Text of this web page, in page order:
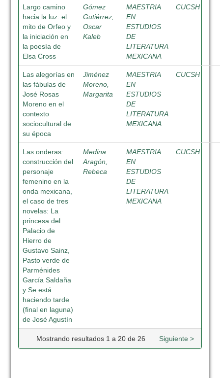
Largo camino
hacia la luz: el
mito de Orfeo y
la iniciación en
la poesía de
Elsa Cross
Gómez
Gutiérrez,
Oscar
Kaleb
MAESTRIA
EN
ESTUDIOS
DE
LITERATURA
MEXICANA
CUCSH
Las alegorías en
las fábulas de
José Rosas
Moreno en el
contexto
sociocultural de
su época
Jiménez
Moreno,
Margarita
MAESTRIA
EN
ESTUDIOS
DE
LITERATURA
MEXICANA
CUCSH
Las onderas:
construcción del
personaje
femenino en la
onda mexicana,
el caso de tres
novelas: La
princesa del
Palacio de
Hierro de
Gustavo Sainz,
Pasto verde de
Parménides
García Saldaña
y Se está
haciendo tarde
(final en laguna)
de José Agustín
Medina
Aragón,
Rebeca
MAESTRIA
EN
ESTUDIOS
DE
LITERATURA
MEXICANA
CUCSH
Mostrando resultados 1 a 20 de 26 Siguiente >